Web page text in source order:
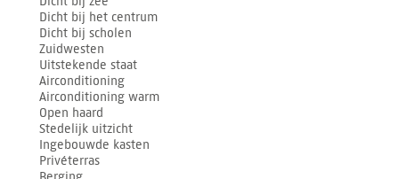
Dicht bij het centrum
Dicht bij scholen
Zuidwesten
Uitstekende staat
Airconditioning
Airconditioning warm
Open haard
Stedelijk uitzicht
Ingebouwde kasten
Privéterras